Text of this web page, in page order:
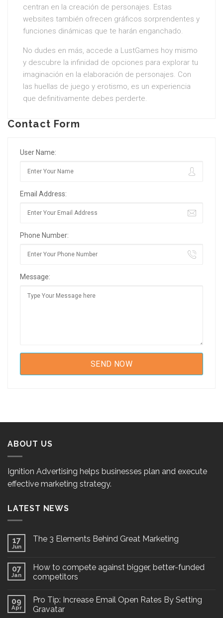
centran en la creación de personajes. Estas
websites también ofrecen gráficos sorprendentes y
funciones dinámicas que te harán enganchado.
No dudes en más, accede a LustGames hoy mismo
y descubre la infinidad de opciones para explorar tu
imaginación en la elaboración de personajes. Con
las huellas de juego y erotismo, es un experiencia
que definitivamente debes perderte.
Contact Form
User Name:
Email Address:
Phone Number:
Message:
ABOUT US
Ignition Advertising helps businesses plan and execute
effective marketing strategy.
LATEST NEWS
17
Jun
The 3 Elements Behind Great Marketing
07
Jan
How to compete against bigger, better-funded
competitors
09
Apr
Pro Tip: Increase Email Open Rates By Setting
Gravatar